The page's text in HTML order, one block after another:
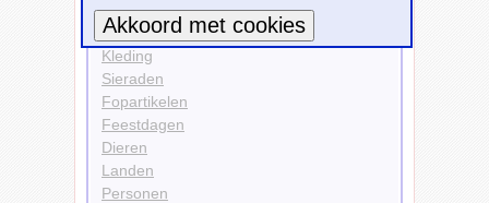
Carnavalsartikelen
Kleding
Sieraden
Fopartikelen
Feestdagen
Dieren
Landen
Personen
Meer informatie